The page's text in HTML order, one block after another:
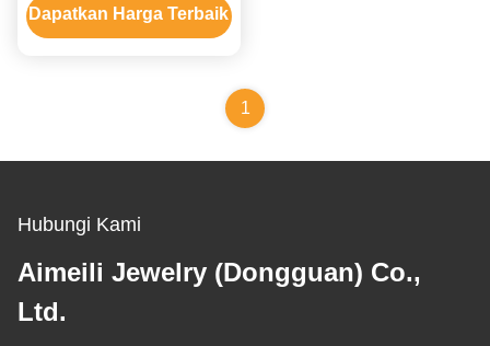
Hip-Hop
Dapatkan Harga Terbaik
1
Hubungi Kami
Aimeili Jewelry (Dongguan) Co.,
Ltd.